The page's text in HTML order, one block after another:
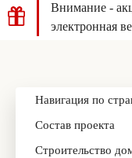
Внимание -
электронная
Навигация по
Состав проекта
Строительство